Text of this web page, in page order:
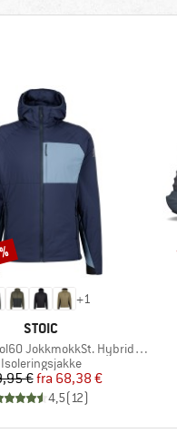
+1
MÆRKE
STOIC
JokkmokkSt. Hybrid Hoody
Produktgruppe
Isoleringsjakke
Pris
€ Nedsat pris
fra 68,38 €
4,5(12)